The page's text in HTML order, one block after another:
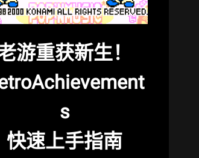
游重获新生！
s
快速上手指南